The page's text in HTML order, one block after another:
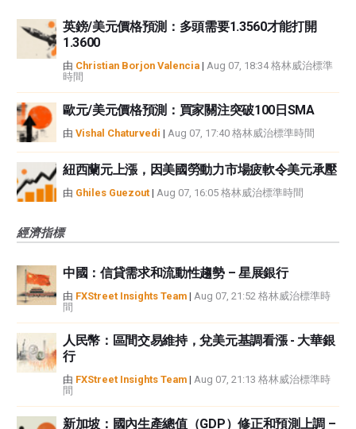
英鎊/美元價格預測：多頭需要1.3560才能打開
1.3600
由 Christian Borjon Valencia | Aug 07, 18:34 格林威治標準
時間
歐元/美元價格預測：買家關注突破100日SMA
由 Vishal Chaturvedi | Aug 07, 17:40 格林威治標準時間
紐西蘭元上漲，因美國勞動力市場疲軟令美元承壓
由 Ghiles Guezout | Aug 07, 16:05 格林威治標準時間
經濟指標
中國：信貸需求和流動性趨勢 – 星展銀行
由 FXStreet Insights Team | Aug 07, 21:52 格林威治標準時
間
人民幣：區間交易維持，兌美元基調看漲 - 大華銀
行
由 FXStreet Insights Team | Aug 07, 21:13 格林威治標準時
間
新加坡：國內生產總值（GDP）修正和預測上調 –